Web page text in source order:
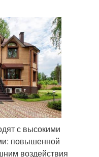
с высокими
повышенной
воздействия